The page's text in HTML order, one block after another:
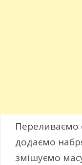
Переливаємо
додаємо
змішуємо